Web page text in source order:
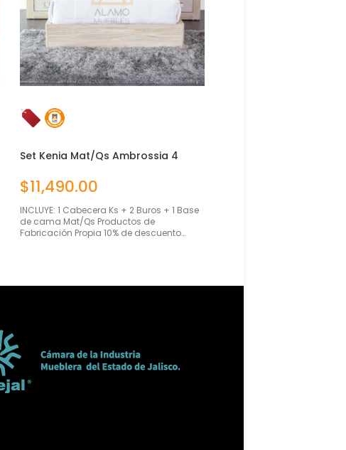
Set Kenia Mat/Qs Ambrossia 4
$11,490.00
INCLUYE: 1 Cabecera Ks + 2 Buros + 1 Base
de cama Mat/Qs Productos de
Fabricación Propia 10% de descuento…